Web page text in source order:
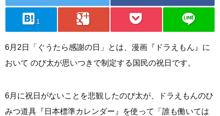
hatebu 1 googleplus pocket line
6月2日「ぐうたら感謝の日」とは、漫画『ドラえもん』に
おいて のび太が思いつきで制定する国民の祝日です。
6月に祝日がないことを悲観したのび太が、ドラえもんのひ
みつ道具『日本標準カレンダー』を使って「誰も働いては